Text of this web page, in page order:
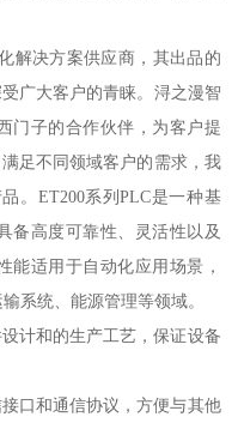
决方案供应商，其出品的
广大客户的青睐。浔之漫智
门子的合作伙伴，为客户提
足不同领域客户的需求，我
。ET200系列PLC是一种基
备高度可靠性、灵活性以及
能适用于自动化应用场景，
系统、能源管理等领域。
计和的生产工艺，保证设备
口和通信协议，方便与其他